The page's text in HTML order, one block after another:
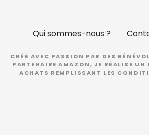
Qui sommes-nous ?
CRÉÉ AVEC PASSION PAR DES
PARTENAIRE AMAZON, JE RÉALISE UN
ACHATS REMPLISSANT LES